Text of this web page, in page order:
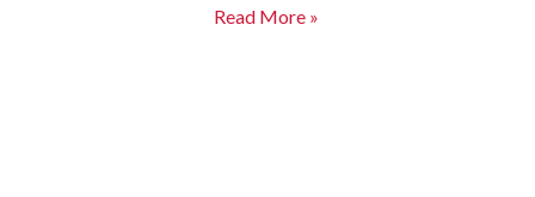
Read More »